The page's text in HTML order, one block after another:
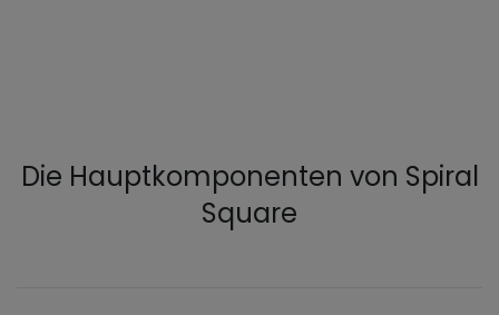
Die Hauptkomponenten von Spiral
Square